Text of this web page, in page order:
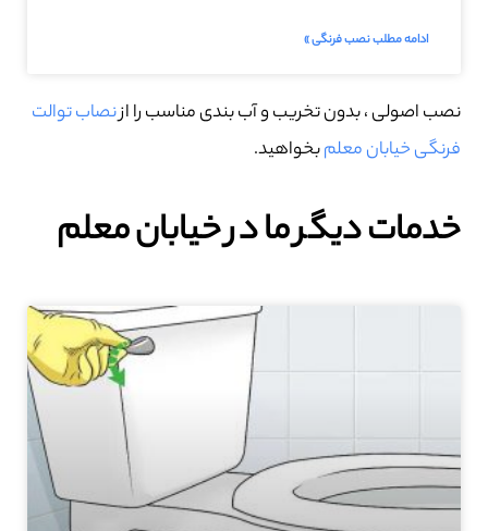
ادامه مطلب نصب فرنگی »
نصب اصولی ، بدون تخریب و آب بندی مناسب را ازنصاب توالت
فرنگی خیابان معلمبخواهید.
خدمات دیگر ما در خیابان معلم